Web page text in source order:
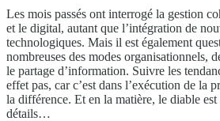
Les mois passés ont interrogé la gestion
et le digital, autant que l’intégration de
technologiques. Mais il est également
nombreuses des modes organisationnels,
le partage d’information. Suivre les
effet pas, car c’est dans l’exécution de la
la différence. Et en la matière, le diable est
détails…